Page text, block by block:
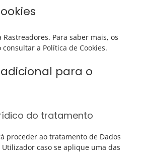
Para saber mais, os
consultar a Política de Cookies.
para o
do tratamento
proceder ao tratamento de Dados
Utilizador caso se aplique uma das